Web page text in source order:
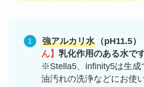
強アルカリ水 （pH11.5）
ん】乳化作用のある水です
※Stella5、infinity5は生成
油汚れの洗浄などにお使